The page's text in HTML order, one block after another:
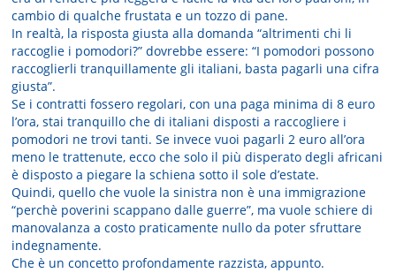
cambio di qualche frustata e un tozzo di pane.
In realtà, la risposta giusta alla domanda “altrimenti chi li
raccoglie i pomodori?” dovrebbe essere: “I pomodori possono
raccoglierli tranquillamente gli italiani, basta pagarli una cifra
giusta”.
Se i contratti fossero regolari, con una paga minima di 8 euro
l’ora, stai tranquillo che di italiani disposti a raccogliere i
pomodori ne trovi tanti. Se invece vuoi pagarli 2 euro all’ora
meno le trattenute, ecco che solo il più disperato degli africani
è disposto a piegare la schiena sotto il sole d’estate.
Quindi, quello che vuole la sinistra non è una immigrazione
“perchè poverini scappano dalle guerre”, ma vuole schiere di
manovalanza a costo praticamente nullo da poter sfruttare
indegnamente.
Che è un concetto profondamente razzista, appunto.